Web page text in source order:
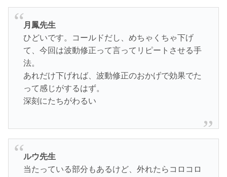
月鳳先生
ひどいです。コールドだし、めちゃくちゃ下げ
て、今回は波動修正って言ってリピートさせる手
法。
あれだけ下げれば、波動修正のおかげで効果でた
って感じがするはず。
深刻にたちがわるい
ルウ先生
当たっている部分もあるけど、外れたらコロコロ